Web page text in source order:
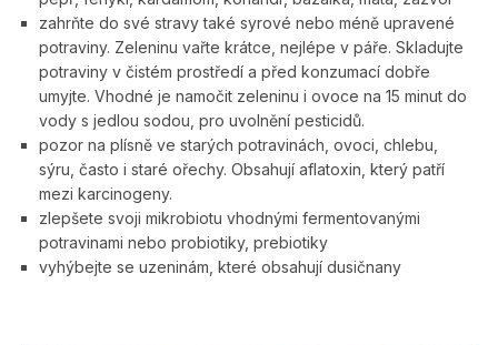
zahrňte do své stravy také syrové nebo méně upravené
potraviny. Zeleninu vařte krátce, nejlépe v páře. Skladujte
potraviny v čistém prostředí a před konzumací dobře
umyjte. Vhodné je namočit zeleninu i ovoce na 15 minut do
vody s jedlou sodou, pro uvolnění pesticidů.
pozor na plísně ve starých potravinách, ovoci, chlebu,
sýru, často i staré ořechy. Obsahují aflatoxin, který patří
mezi karcinogeny.
zlepšete svoji mikrobiotu vhodnými fermentovanými
potravinami nebo probiotiky, prebiotiky
vyhýbejte se uzeninám, které obsahují dusičnany